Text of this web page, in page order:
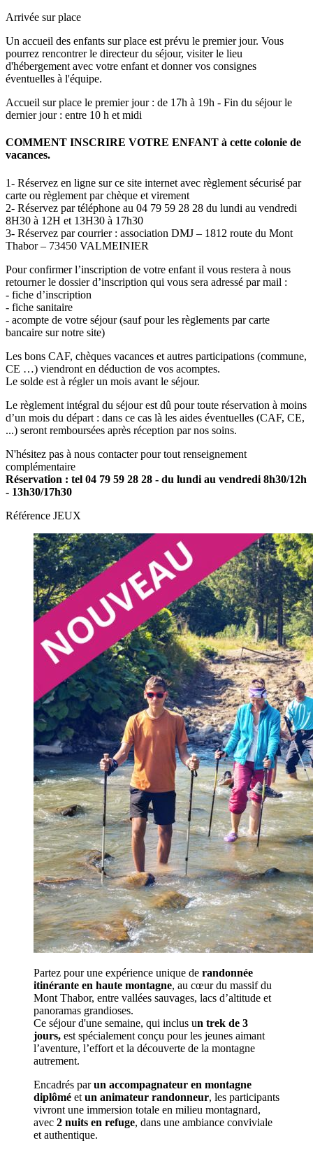
Arrivée sur place
Un accueil des enfants sur place est prévu le premier jour. Vous
pourrez rencontrer le directeur du séjour, visiter le lieu
d'hébergement avec votre enfant et donner vos consignes
éventuelles à l'équipe.
Accueil sur place le premier jour : de 17h à 19h - Fin du séjour le
dernier jour : entre 10 h et midi
COMMENT INSCRIRE VOTRE ENFANT à cette colonie de
vacances.
1- Réservez en ligne sur ce site internet avec règlement sécurisé par
carte ou règlement par chèque et virement
2- Réservez par téléphone au 04 79 59 28 28 du lundi au vendredi
8H30 à 12H et 13H30 à 17h30
3- Réservez par courrier : association DMJ – 1812 route du Mont
Thabor – 73450 VALMEINIER
Pour confirmer l’inscription de votre enfant il vous restera à nous
retourner le dossier d’inscription qui vous sera adressé par mail :
- fiche d’inscription
- fiche sanitaire
- acompte de votre séjour (sauf pour les règlements par carte
bancaire sur notre site)
Les bons CAF, chèques vacances et autres participations (commune,
CE …) viendront en déduction de vos acomptes.
Le solde est à régler un mois avant le séjour.
Le règlement intégral du séjour est dû pour toute réservation à moins
d’un mois du départ : dans ce cas là les aides éventuelles (CAF, CE,
...) seront remboursées après réception par nos soins.
N'hésitez pas à nous contacter pour tout renseignement
complémentaire
Réservation : tel 04 79 59 28 28 - du lundi au vendredi 8h30/12h
- 13h30/17h30
Référence JEUX
Partez pour une expérience unique de randonnée
itinérante en haute montagne, au cœur du massif du
Mont Thabor, entre vallées sauvages, lacs d’altitude et
panoramas grandioses.
Ce séjour d'une semaine, qui inclus un trek de 3
jours, est spécialement conçu pour les jeunes aimant
l’aventure, l’effort et la découverte de la montagne
autrement.
Encadrés parun accompagnateur en montagne
diplômé et un animateur randonneur, les participants
vivront une immersion totale en milieu montagnard,
avec 2 nuits en refuge, dans une ambiance conviviale
et authentique.